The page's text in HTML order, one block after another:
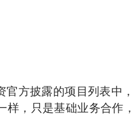
方披露的项目列表中，
，只是基础业务合作，